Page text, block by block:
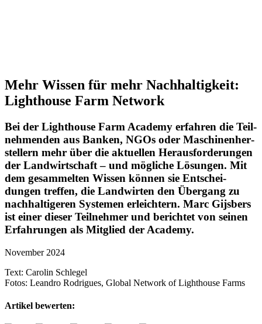
Mehr Wissen für mehr Nach­hal­tig­keit:
Light­house Farm Network
Bei der Light­house Farm Academy erfahren die Teil­
neh­menden aus Banken, NGOs oder Maschi­nen­her­
stel­lern mehr über die aktu­ellen Heraus­for­de­rungen
der Land­wirt­schaft – und mögliche Lösungen. Mit
dem gesam­melten Wissen können sie Entschei­
dungen treffen, die Land­wirten den Über­gang zu
nach­hal­ti­geren Systemen erleich­tern. Marc Gijs­bers
ist einer dieser Teil­nehmer und berichtet von seinen
Erfah­rungen als Mitglied der Academy.
November 2024
Text: Carolin Schlegel
Fotos: Leandro Rodrigues, Global Network of Lighthouse Farms
Artikel bewerten: